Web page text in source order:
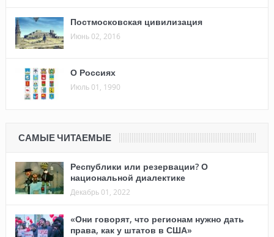
Постмосковская цивилизация
Июнь 02, 2016
О Россиях
Июль 01, 1990
САМЫЕ ЧИТАЕМЫЕ
Республики или резервации? О
национальной диалектике
Декабрь 01, 2022
«Они говорят, что регионам нужно дать
права, как у штатов в США»